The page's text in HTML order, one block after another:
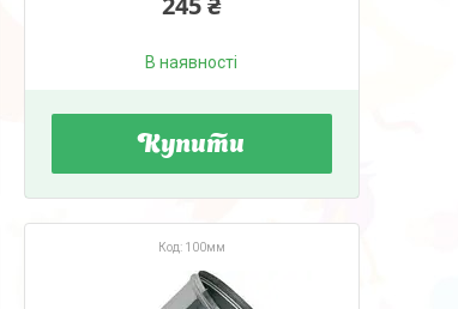
В наявності
Купити
100мм